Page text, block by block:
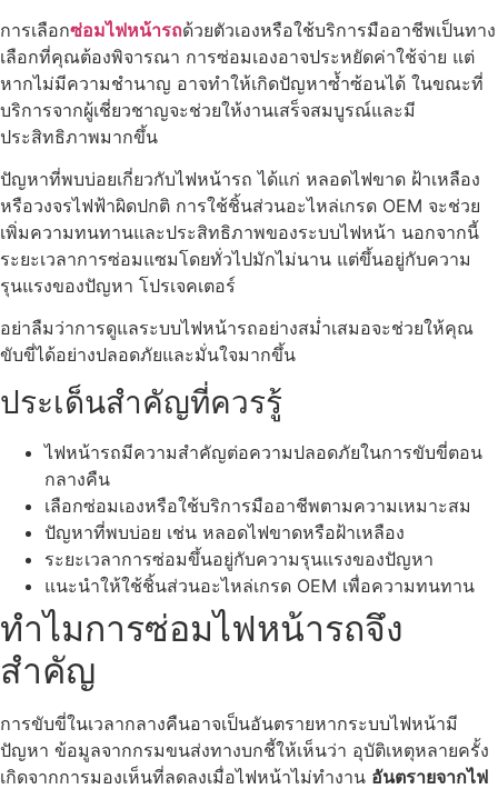
การเลือกซ่อมไฟหน้ารถด้วยตัวเองหรือใช้บริการมืออาชีพเป็นทาง
เลือกที่คุณต้องพิจารณา การซ่อมเองอาจประหยัดค่าใช้จ่าย แต่
หากไม่มีความชำนาญ อาจทำให้เกิดปัญหาซ้ำซ้อนได้ ในขณะที่
บริการจากผู้เชี่ยวชาญจะช่วยให้งานเสร็จสมบูรณ์และมี
ประสิทธิภาพมากขึ้น
ปัญหาที่พบบ่อยเกี่ยวกับไฟหน้ารถ ได้แก่ หลอดไฟขาด ฝ้าเหลือง
หรือวงจรไฟฟ้าผิดปกติ การใช้ชิ้นส่วนอะไหล่เกรด OEM จะช่วย
เพิ่มความทนทานและประสิทธิภาพของระบบไฟหน้า นอกจากนี้
ระยะเวลาการซ่อมแซมโดยทั่วไปมักไม่นาน แต่ขึ้นอยู่กับความ
รุนแรงของปัญหา โปรเจคเตอร์
อย่าลืมว่าการดูแลระบบไฟหน้ารถอย่างสม่ำเสมอจะช่วยให้คุณ
ขับขี่ได้อย่างปลอดภัยและมั่นใจมากขึ้น
ประเด็นสำคัญที่ควรรู้
ไฟหน้ารถมีความสำคัญต่อความปลอดภัยในการขับขี่ตอน
กลางคืน
เลือกซ่อมเองหรือใช้บริการมืออาชีพตามความเหมาะสม
ปัญหาที่พบบ่อย เช่น หลอดไฟขาดหรือฝ้าเหลือง
ระยะเวลาการซ่อมขึ้นอยู่กับความรุนแรงของปัญหา
แนะนำให้ใช้ชิ้นส่วนอะไหล่เกรด OEM เพื่อความทนทาน
ทำไมการซ่อมไฟหน้ารถจึง
สำคัญ
การขับขี่ในเวลากลางคืนอาจเป็นอันตรายหากระบบไฟหน้ามี
ปัญหา ข้อมูลจากกรมขนส่งทางบกชี้ให้เห็นว่า อุบัติเหตุหลายครั้ง
เกิดจากการมองเห็นที่ลดลงเมื่อไฟหน้าไม่ทำงาน อันตรายจากไฟ